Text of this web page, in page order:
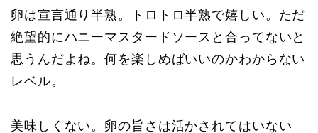
卵は宣言通り半熟。トロトロ半熟で嬉しい。ただ
絶望的にハニーマスタードソースと合ってないと
思うんだよね。何を楽しめばいいのかわからない
レベル。
美味しくない。卵の旨さは活かされてはいない